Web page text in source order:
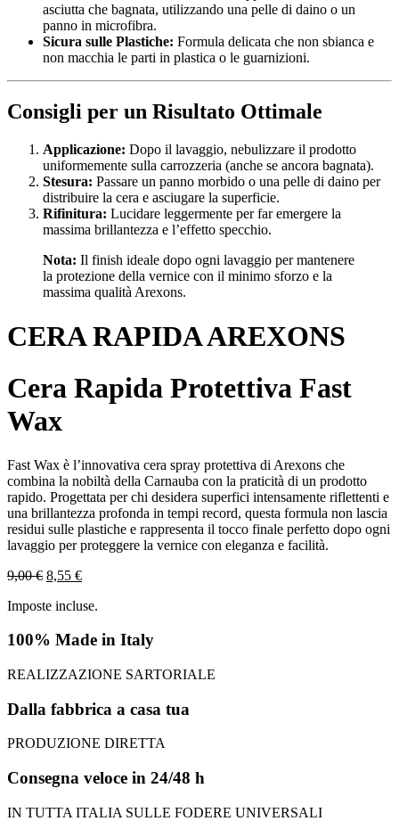
asciutta che bagnata, utilizzando una pelle di daino o un
panno in microfibra.
Sicura sulle Plastiche: Formula delicata che non sbianca e
non macchia le parti in plastica o le guarnizioni.
Consigli per un Risultato Ottimale
Applicazione: Dopo il lavaggio, nebulizzare il prodotto
uniformemente sulla carrozzeria (anche se ancora bagnata).
Stesura: Passare un panno morbido o una pelle di daino per
distribuire la cera e asciugare la superficie.
Rifinitura: Lucidare leggermente per far emergere la
massima brillantezza e l’effetto specchio.
Nota: Il finish ideale dopo ogni lavaggio per mantenere
la protezione della vernice con il minimo sforzo e la
massima qualità Arexons.
CERA RAPIDA AREXONS
Cera Rapida Protettiva Fast
Wax
Fast Wax è l’innovativa cera spray protettiva di Arexons che
combina la nobiltà della Carnauba con la praticità di un prodotto
rapido. Progettata per chi desidera superfici intensamente riflettenti e
una brillantezza profonda in tempi record, questa formula non lascia
residui sulle plastiche e rappresenta il tocco finale perfetto dopo ogni
lavaggio per proteggere la vernice con eleganza e facilità.
9,00€ 8,55 €
Imposte incluse.
100% Made in Italy
REALIZZAZIONE SARTORIALE
Dalla fabbrica a casa tua
PRODUZIONE DIRETTA
Consegna veloce in 24/48 h
IN TUTTA ITALIA SULLE FODERE UNIVERSALI